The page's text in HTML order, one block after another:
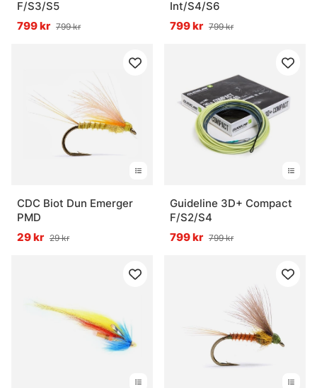
F/S3/S5
799 kr 799 kr
Int/S4/S6
799 kr 799 kr
CDC Biot Dun Emerger
PMD
29 kr 29 kr
Guideline 3D+ Compact
F/S2/S4
799 kr 799 kr